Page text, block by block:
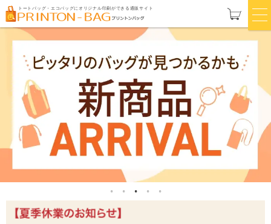
トートバッグ・エコバッグにオリジナル印刷ができる通販サイト